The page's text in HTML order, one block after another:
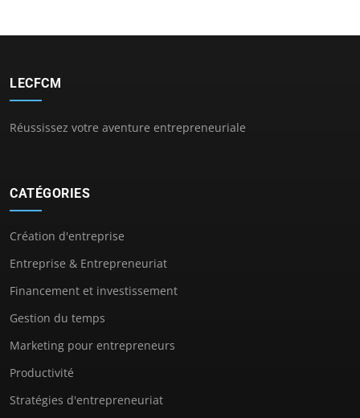
LECFCM
Réussissez votre aventure entrepreneuriale
CATÉGORIES
Création d'entreprise
Entreprise & Entrepreneuriat
Financement et investissement
Gestion du temps
Marketing pour entrepreneurs
Productivité
Stratégies d'entrepreneuriat